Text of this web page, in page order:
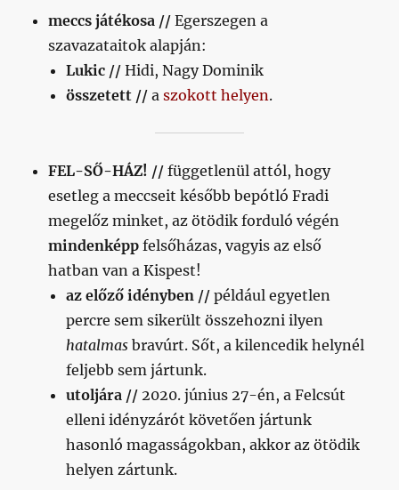
meccs játékosa // Egerszegen a
szavazataitok alapján:
Lukic // Hidi, Nagy Dominik
összetett // aszokott helyen.
FEL-SŐ-HÁZ! // függetlenül attól, hogy
esetleg a meccseit később bepótló Fradi
megelőz minket, az ötödik forduló végén
mindenképp felsőházas, vagyis az első
hatban van a Kispest!
az előző idényben // például egyetlen
percre sem sikerült összehozni ilyen
hatalmas bravúrt. Sőt, a kilencedik helynél
feljebb sem jártunk.
utoljára // 2020. június 27-én, a Felcsút
elleni idényzárót követően jártunk
hasonló magasságokban, akkor az ötödik
helyen zártunk.